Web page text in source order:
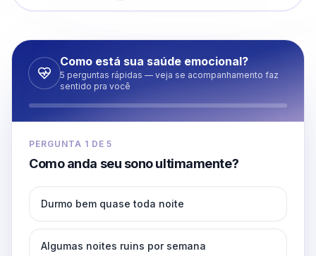
Como está sua saúde emocional?
5 perguntas rápidas — veja se acompanhamento faz
sentido pra você
PERGUNTA 1 DE5
Como anda seu sono ultimamente?
Durmo bem quase toda noite
Algumas noites ruins por semana